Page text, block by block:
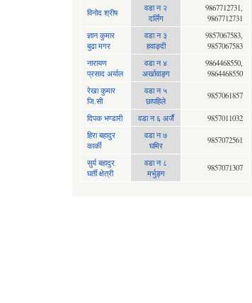
विनोद श्रीष
वडा न २
दर्लिंग
9867712731,
9867712731
ज्ञान कुमार
बुढा मगर
वडा न ३
हवाङ्दी
9857067583,
9857067583
नारायण
प्रसाद अर्याल
वडा न‍ ४
अर्खावाङ्ग
9864468550,
9864468550
रेखा कुमार
जि.सी
वडा न ५
छापहिले
9857061857
दिपक भण्डारी वडा न ६ अर्जै
9857011032
हिरा बहादुर
कार्की
वडा न ७
घमिर
9857072561
सुर्य बहादुर
घर्ती क्षेत्री
वडा न ८
मर्भुङ्ग
9857071307